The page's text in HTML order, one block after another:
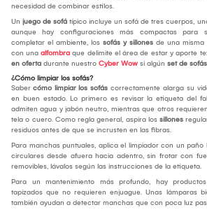
necesidad de combinar estilos.
Un juego de sofá típico incluye un sofá de tres cuerpos,
aunque hay configuraciones más compactas para
completar el ambiente, los sofás y sillones de una misma
con una alfombra que delimite el área de estar y aporte
en oferta durante nuestro Cyber Wow si algún set de sofás
¿Cómo limpiar los sofás?
Saber cómo limpiar los sofás correctamente alarga su
en buen estado. Lo primero es revisar la etiqueta del
admiten agua y jabón neutro, mientras que otros
tela o cuero. Como regla general, aspira los sillones
residuos antes de que se incrusten en las fibras.
Para manchas puntuales, aplica el limpiador con un paño
circulares desde afuera hacia adentro, sin frotar con
removibles, lávalos según las instrucciones de la etiqueta.
Para un mantenimiento más profundo, hay
tapizados que no requieren enjuague. Unas lámparas
también ayudan a detectar manchas que con poca luz